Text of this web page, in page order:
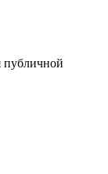
публичной